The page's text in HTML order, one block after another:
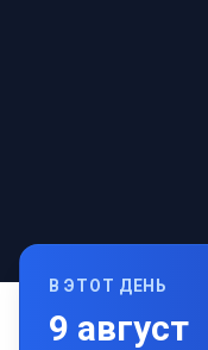
В ЭТОТ ДЕНЬ
9 август